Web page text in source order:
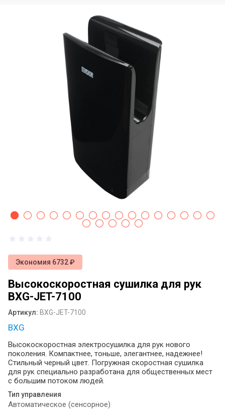
преимущества использования
Фены настенные: назначение, виды,
область использования
Что нужно знать о диспенсерах для
бумажных полотенец
Какая разница между расценками на
установку или демонтаж сушилок для
рук в сметах и в чём нюансы
Какие настенные фены предпочитают
гостиничные комплексы и спортивные
Дозаторы для жидкого мыла и
антисептика: как выбрать идеальное
решение для вашего пространства ?
Диспенсеры для туалетной бумаги и
Сушилка для рук монтаж
Электрические сушилки для рук:
практичное решение для современных
Оснащение общественных санузлов:
спасают репутацию бизнеса
Примеры определения системы Tork
для диспенсеров туалетной бумаги
разных брендов
Листовая туалетная бумага или
Экономия 6732 ₽
Высокоскоростная сушилка для рук
BXG-JET-7100
Артикул: BXG-JET-7100
BXG
Высокоскоростная электросушилка для рук нового
поколения. Компактнее, тоньше, элегантнее, надежнее!
Стильный черный цвет. Погружная скоростная сушилка
для рук специально разработана для общественных мест
с большим потоком людей.
Тип управления
Автоматическое (сенсорное)